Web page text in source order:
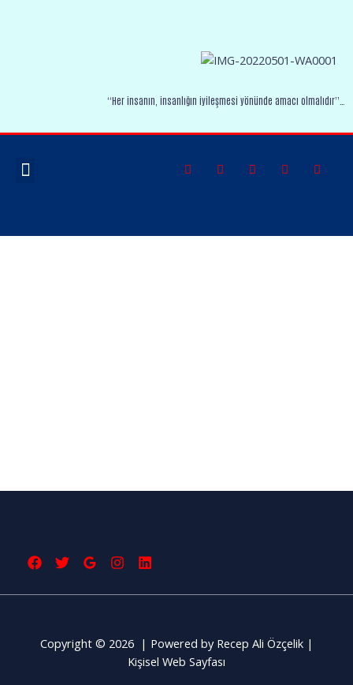
“Her insanın, insanlığın iyileşmesi yönünde amacı olmalıdır”…
Copyright © 2026 | Powered by Recep Ali Özçelik |
Kişisel Web Sayfası